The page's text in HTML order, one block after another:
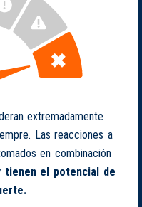
extremadamente
Las reacciones a
en combinación
tienen el potencial de